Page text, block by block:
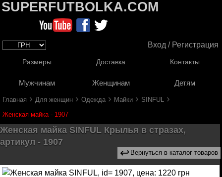
SUPERFUTBOLKA.COM
Вход / Регистрация
Размеры Доставка Контакты
Мужчинам Женщинам Детям
Главная › Для женщин › Одежда › Майки › SINFUL ›
Женская майка - 1907
Женская майка SINFUL Крылья в стразах,
артикул - 1907
↩ Вернуться в каталог товаров